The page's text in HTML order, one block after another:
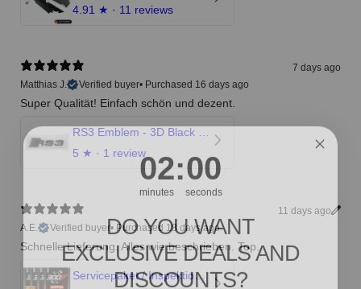
4.91 ★ · 11 reviews
7 days ago
Matthias J.
Verified buyer• Purchased 16 days ago
Super Qualität! Einfach schön und dezent.
5 ★ · 1 review
11 days ago
A.E.
Verified buyer• Purchased 18 days ago
Schnelle Lieferung. Alles wie beschrieben. Top.
Servicepaket / Inspektionspaket 1 mit Motul 300V 5W40 - 5W50 für alle 2.5 TFSI Modelle
Countdown ends in:
01
minutes
58
seconds
EXCLUSIVE DEALS AND
DISCOUNTS?